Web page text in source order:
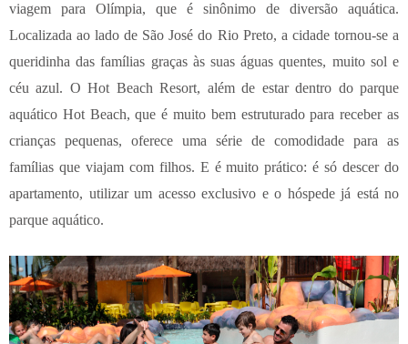
viagem para Olímpia, que é sinônimo de diversão aquática.
Localizada ao lado de São José do Rio Preto, a cidade tornou-se a
queridinha das famílias graças às suas águas quentes, muito sol e
céu azul. O Hot Beach Resort, além de estar dentro do parque
aquático Hot Beach, que é muito bem estruturado para receber as
crianças pequenas, oferece uma série de comodidade para as
famílias que viajam com filhos. E é muito prático: é só descer do
apartamento, utilizar um acesso exclusivo e o hóspede já está no
parque aquático.